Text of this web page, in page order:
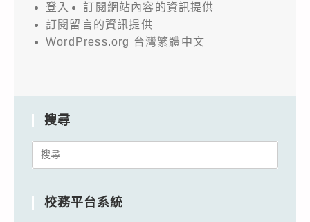
登入
訂閱網站內容的資訊提供
訂閱留言的資訊提供
WordPress.org 台灣繁體中文
搜尋
Search
校務平台系統